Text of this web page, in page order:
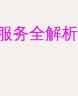
务全解析